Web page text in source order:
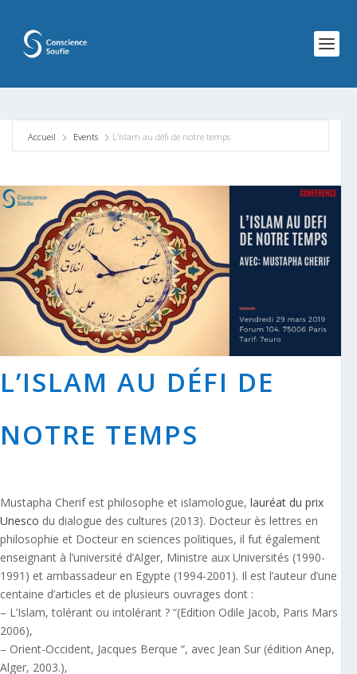
Accueil Events L’islam au défi de notre temps
L’ISLAM AU DÉFI DE
NOTRE TEMPS
Mustapha Cherifest philosophe et islamologue, lauréat du prix
Unesco du dialogue des cultures (2013). Docteur ès lettres en
philosophie et Docteur en sciences politiques, il fut également
enseignant à l’université d’Alger, Ministre aux Universités (1990-
1991) et ambassadeur en Egypte (1994-2001). Il est l’auteur d’une
centaine d’articles et de plusieurs ouvrages dont :
– L’Islam, tolérant ou intolérant ? “(Edition Odile Jacob, Paris Mars
2006),
– Orient-Occident, Jacques Berque “, avec Jean Sur (édition Anep,
Alger, 2003.),